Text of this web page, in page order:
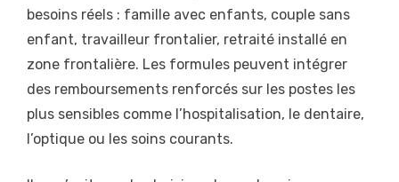
besoins réels : famille avec enfants, couple sans
enfant, travailleur frontalier, retraité installé en
zone frontalière. Les formules peuvent intégrer
des remboursements renforcés sur les postes les
plus sensibles comme l’hospitalisation, le dentaire,
l’optique ou les soins courants.